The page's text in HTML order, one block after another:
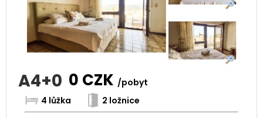
A4+0 0 CZK /pobyt
4 lůžka
2 ložnice